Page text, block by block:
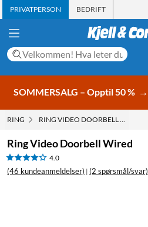
PRIVATPERSON BEDRIFT
SOMMERSALG – Opptil 50 % →
RING RING VIDEO DOORBELL WIRED
Ring Video Doorbell Wired
4.0
(46 kundeanmeldelser) | (2 spørsmål/svar)